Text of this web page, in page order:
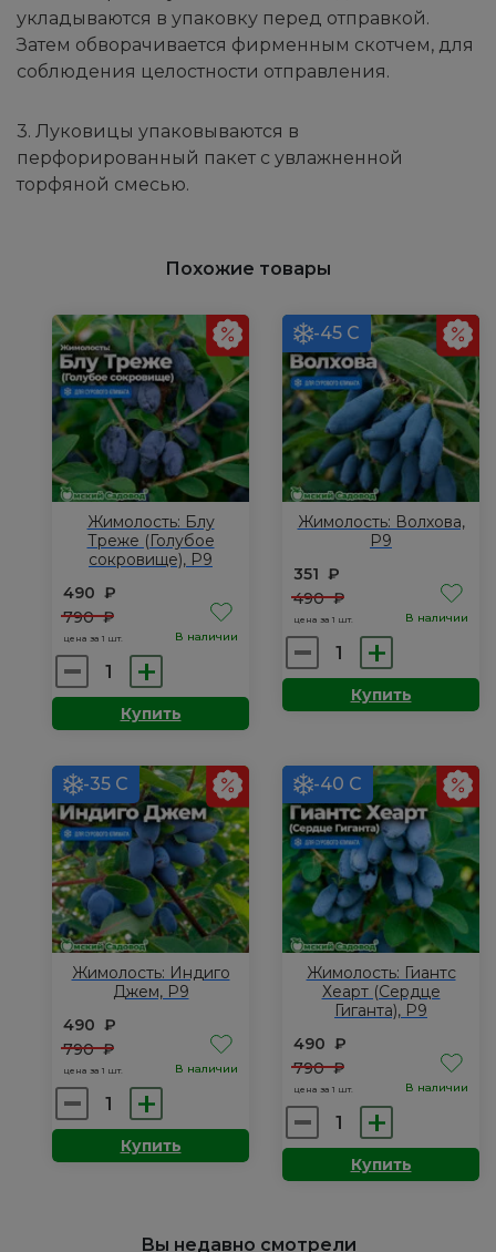
укладываются в упаковку перед отправкой.
Затем обворачивается фирменным скотчем, для
соблюдения целостности отправления.
3. Луковицы упаковываются в
перфорированный пакет с увлажненной
торфяной смесью.
Похожие товары
Жимолость: Блу
Треже (Голубое
сокровище), Р9
490 ₽
790₽
цена за 1 шт. В наличии
Количество
товара
Жимолость:
Треже
(Голубое
сокровище),
Р9
Купить
-45 С
Жимолость: Волхова,
Р9
351 ₽
490₽
цена за 1 шт. В наличии
Количество
товара
Жимолость:
Купить
-35 С
Жимолость: Индиго
Джем, Р9
490 ₽
790₽
цена за 1 шт. В наличии
Количество
товара
Жимолость:
Купить
-40 С
Жимолость: Гиантс
Хеарт (Сердце
Гиганта), Р9
490 ₽
790₽
цена за 1 шт. В наличии
Количество
товара
Жимолость:
Купить
Вы недавно смотрели